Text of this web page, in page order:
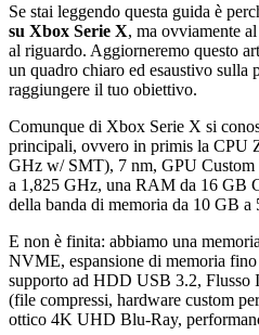
Se stai leggendo questa guida è
su Xbox Serie X, ma ovviamente
al riguardo. Aggiorneremo questo
un quadro chiaro ed esaustivo sulla
raggiungere il tuo obiettivo.
Comunque di Xbox Serie X si
principali, ovvero in primis la CPU
GHz w/ SMT), 7 nm, GPU
a 1,825 GHz, una RAM da 16 GB
della banda di memoria da 10 GB
E non è finita: abbiamo una
NVME, espansione di memoria
supporto ad HDD USB 3.2,
(file compressi, hardware custom
ottico 4K UHD Blu-Ray,